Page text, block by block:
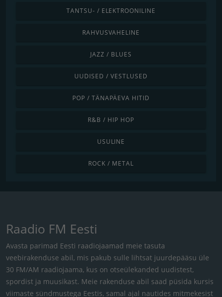
TANTSU- / ELEKTROONILINE
RAHVUSVAHELINE
JAZZ / BLUES
UUDISED / VESTLUSED
POP / TÄNAPÄEVA HITID
R&B / HIP HOP
USULINE
ROCK / METAL
Raadio FM Eesti
Avasta parimad Eesti raadiojaamad meie tasuta
veebirakenduse abil, mis pakub sulle lihtsat juurdepääsu üle
30 FM/AM raadiojaama, kus on otseülekanded uudistest,
spordist ja muusikast. Meie rakenduse abil saad püsida kursis
viimaste sündmustega Eestis, samal ajal nautides mitmekesist